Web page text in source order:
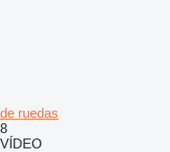
de ruedas
8
VÍDEO